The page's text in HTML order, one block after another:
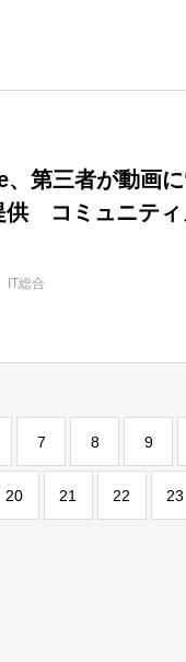
、第三者が動画
供 コミュニティ
IT総合
7 8 9
20 21 22 23